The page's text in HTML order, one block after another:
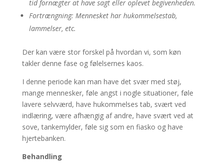
tid fornægter at have sagt eller oplevet begivenheden.
Fortrængning: Mennesket har hukommelsestab,
lammelser, etc.
Der kan være stor forskel på hvordan vi, som køn
takler denne fase og følelsernes kaos.
I denne periode kan man have det svær med støj,
mange mennesker, føle angst i nogle situationer, føle
lavere selvværd, have hukommelses tab, svært ved
indlæring, være afhængig af andre, have svært ved at
sove, tankemylder, føle sig som en fiasko og have
hjertebanken.
Behandling